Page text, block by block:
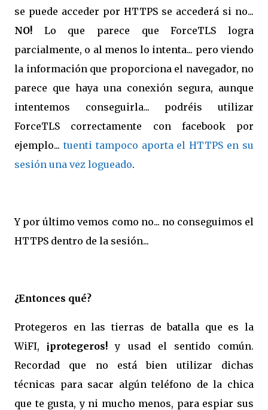
se puede acceder por HTTPS se accederá si no...
NO! Lo que parece que ForceTLS logra
parcialmente, o al menos lo intenta... pero viendo
la información que proporciona el navegador, no
parece que haya una conexión segura, aunque
intentemos conseguirla... podréis utilizar
ForceTLS correctamente con facebook por
ejemplo... tuenti tampoco aporta el HTTPS en su
sesión una vez logueado.
Y por último vemos como no... no conseguimos el
HTTPS dentro de la sesión...
¿Entonces qué?
Protegeros en las tierras de batalla que es la
WiFI, ¡protegeros! y usad el sentido común.
Recordad que no está bien utilizar dichas
técnicas para sacar algún teléfono de la chica
que te gusta, y ni mucho menos, para espiar sus